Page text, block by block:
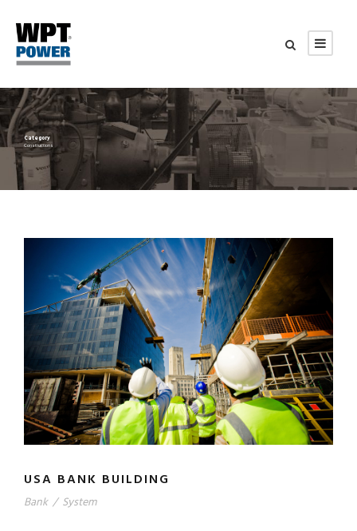
Category
Constructions
USA BANK BUILDING
Bank / System